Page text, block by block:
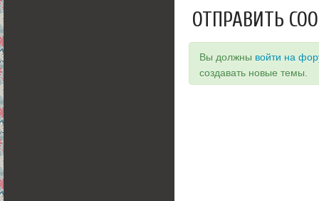
ОТПРАВИТЬ
Вы должны войти на
создавать новые темы.